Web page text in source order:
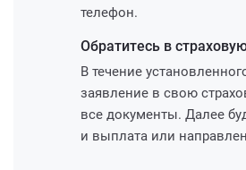
телефон.
Обратитесь в
В течение
заявление в свою
все документы. Далее
и выплата или